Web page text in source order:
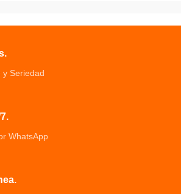
El mástil se puede retraer y la voz
y Seriedad
WhatsApp